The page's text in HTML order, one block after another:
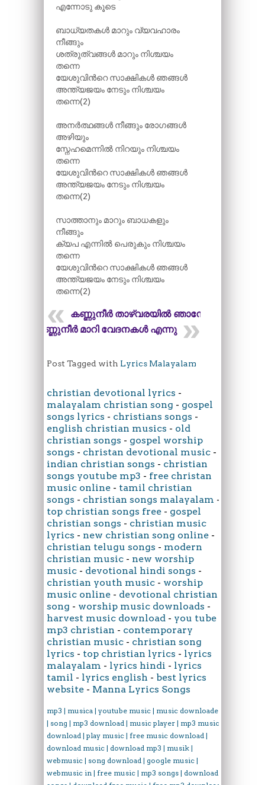
എന്നോടു കൂടെ
ബാധ്യതകൾ മാറും വ്യവഹാരം
നീങ്ങും
ശത്രുത്വങ്ങൾ മാറും നിശ്ചയം
തന്നെ
യേശുവിന്‍റെ സാക്ഷികൾ ഞങ്ങൾ
അന്ത്യജയം നേടും നിശ്ചയം
തന്നെ(2)
അനർത്ഥങ്ങൾ നീങ്ങും രോഗങ്ങൾ
അഴിയും
സ്നേഹമെന്നിൽ നിറയും നിശ്ചയം
തന്നെ
യേശുവിന്‍റെ സാക്ഷികൾ ഞങ്ങൾ
അന്ത്യജയം നേടും നിശ്ചയം
തന്നെ(2)
സാത്താനും മാറും ബാധകളും
നീങ്ങും
ക്യപ എന്നിൽ പെരുകും നിശ്ചയം
തന്നെ
യേശുവിന്‍റെ സാക്ഷികൾ ഞങ്ങൾ
അന്ത്യജയം നേടും നിശ്ചയം
തന്നെ(2)
കണ്ണുനീർ താഴ്വരയിൽ ഞാനേറ്റം
കണ്ണുനീർ മാറി വേദനകൾ എന്നു
Post Tagged with Lyrics Malayalam
christian devotional lyrics -
malayalam christian song - gospel
songs lyrics - christians songs -
english christian musics - old
christian songs - gospel worship
songs - christan devotional music -
indian christian songs - christian
songs youtube mp3 - free christan
music online - tamil christian
songs - christian songs malayalam -
top christian songs free - gospel
christian songs - christian music
lyrics - new christian song online -
christian telugu songs - modern
christian music - new worship
music - devotional hindi songs -
christian youth music - worship
music online - devotional christian
song - worship music downloads -
harvest music download - you tube
mp3 christian - contemporary
christian music - christian song
lyrics - top christian lyrics - lyrics
malayalam - lyrics hindi - lyrics
tamil - lyrics english - best lyrics
website - Manna Lyrics Songs
mp3 | musica | youtube music | music downloader
| song | mp3 download | music player | mp3 music
download | play music | free music download |
download music | download mp3 | musik |
webmusic | song download | google music |
webmusic in | free music | mp3 songs | download